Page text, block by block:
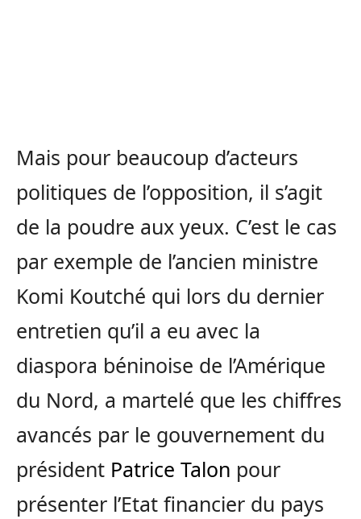
Mais pour beaucoup d’acteurs
politiques de l’opposition, il s’agit
de la poudre aux yeux. C’est le cas
par exemple de l’ancien ministre
Komi Koutché qui lors du dernier
entretien qu’il a eu avec la
diaspora béninoise de l’Amérique
du Nord, a martelé que les chiffres
avancés par le gouvernement du
président Patrice Talon pour
présenter l’Etat financier du pays